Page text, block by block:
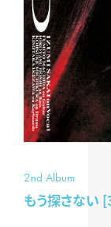
2nd Album
もう探さな